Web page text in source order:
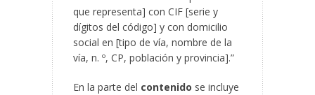
que representa] con CIF [serie y
dígitos del código] y con domicilio
social en [tipo de vía, nombre de la
vía, n. º, CP, población y provincia].”
En la parte del contenido se incluye